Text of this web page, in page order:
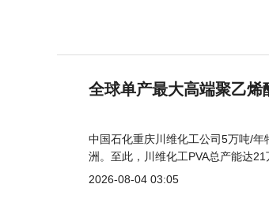
全球单产最大高端聚乙
中国石化重庆川维化工公司5万吨/
洲。至此，川维化工PVA总产能达
2026-08-04 03:05